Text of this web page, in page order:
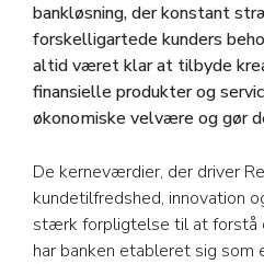
bankløsning, der konstant
forskelligartede kunders
altid været klar at tilbyde
finansielle produkter og
økonomiske velvære og gør
De kerneværdier, der driver
kundetilfredshed, innovation
stærk forpligtelse til at forstå
har banken etableret sig